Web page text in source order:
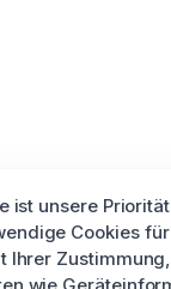
ist unsere
Cookies
Ihrer